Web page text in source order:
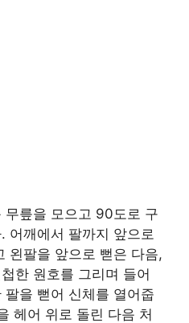
무릎을 모으고 90도로 구
어깨에서 팔까지 앞으로
왼팔을 앞으로 뻗은 다음,
한 원호를 그리며 들어
을 뻗어 신체를 열어줍
헤어 위로 돌린 다음 처